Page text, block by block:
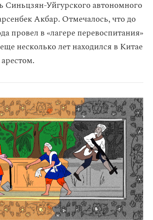
Синьцзян-Уйгурского автономного
Акбар. Отмечалось, что до
провел в «лагере перевоспитания»
несколько лет находился в Китае